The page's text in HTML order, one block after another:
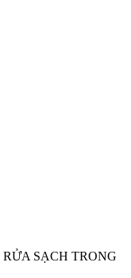
SẠCH TRONG